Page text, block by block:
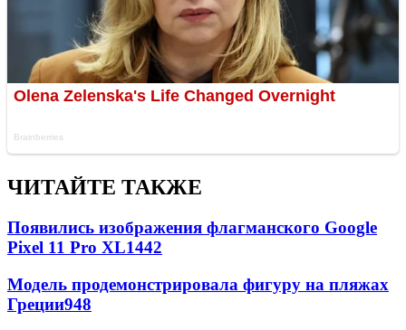
ЧИТАЙТЕ ТАКЖЕ
Появились изображения флагманского Google
Pixel 11 Pro XL1442
Модель продемонстрировала фигуру на пляжах
Греции948